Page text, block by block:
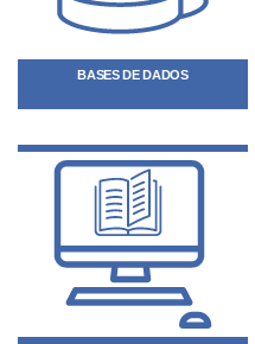
BASES DE DADOS